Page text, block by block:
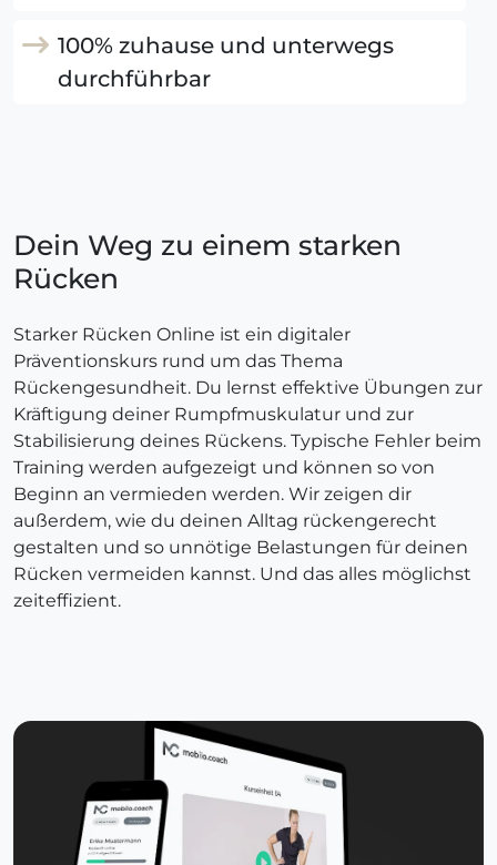
100% zuhause und unterwegs
durchführbar
Dein Weg zu einem starken
Rücken
Starker Rücken Online ist ein digitaler
Präventionskurs rund um das Thema
Rückengesundheit. Du lernst effektive Übungen zur
Kräftigung deiner Rumpfmuskulatur und zur
Stabilisierung deines Rückens. Typische Fehler beim
Training werden aufgezeigt und können so von
Beginn an vermieden werden. Wir zeigen dir
außerdem, wie du deinen Alltag rückengerecht
gestalten und so unnötige Belastungen für deinen
Rücken vermeiden kannst. Und das alles möglichst
zeiteffizient.